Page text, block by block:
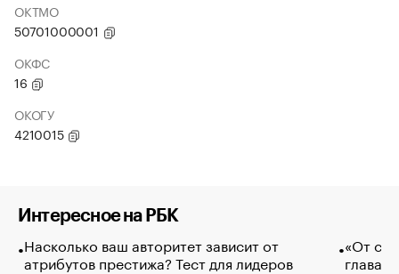
ОКТМО
50701000001
ОКФС
16
ОКОГУ
4210015
Интересное на РБК
Насколько ваш авторитет зависит от
атрибутов престижа? Тест для лидеров
«От
глава